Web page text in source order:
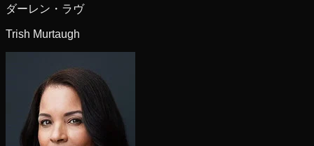
ダーレン・ラヴ
Trish Murtaugh